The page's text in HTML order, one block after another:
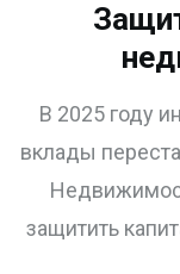
В 2025 году
вклады
защитить